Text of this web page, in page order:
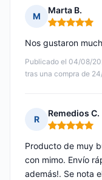
M
Marta B.
Nota: 5 de 5
Publicado el 04/08/
tras una compra de
Nos gustaron
R
Remedios C.
Nota: 5 de 5
Producto de muy
con mimo. Envío
además!. Se nota